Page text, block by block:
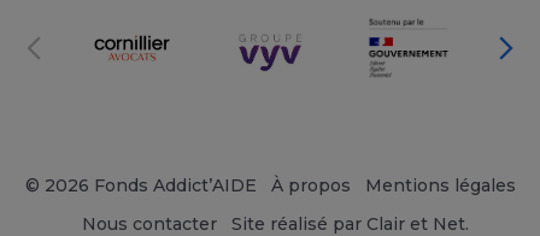
© 2026 Fonds Addict’AIDE À propos
Mentions légales
Nous contacter
Site réalisé par Clair et Net.